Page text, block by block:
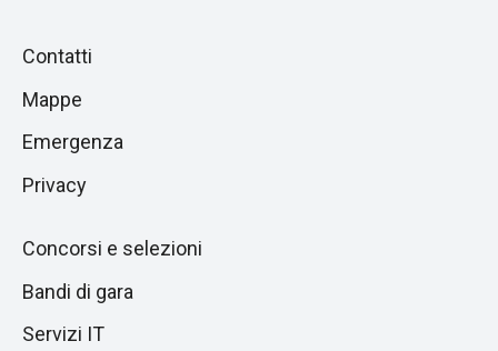
Salta
sezione
Piè
di
pagina
Contatti
Mappe
Emergenza
Privacy
Concorsi e selezioni
Bandi di gara
Servizi IT